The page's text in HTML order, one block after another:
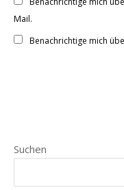
Mail.
Benachrichtige mich
Suchen